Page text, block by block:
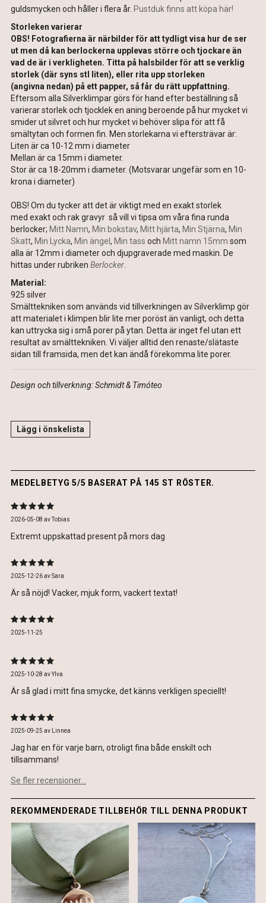
guldsmycken och håller i flera år. Pustduk finns att köpa här!
Storleken varierar
OBS! Fotografierna är närbilder för att tydligt visa hur de ser
ut men då kan berlockerna upplevas större och tjockare än
vad de är i verkligheten. Titta på halsbilder för att se verklig
storlek (där syns stl liten), eller rita upp storleken
(angivna nedan) på ett papper, så får du rätt uppfattning.
Eftersom alla Silverklimpar görs för hand efter beställning så
varierar storlek och tjocklek en aning beroende på hur mycket vi
smider ut silvret och hur mycket vi behöver slipa för att få
smältytan och formen fin. Men storlekarna vi eftersträvar är:
Liten är ca 10-12 mm i diameter
Mellan är ca 15mm i diameter.
Stor är ca 18-20mm i diameter. (Motsvarar ungefär som en 10-
krona i diameter)
OBS! Om du tycker att det är viktigt med en exakt storlek
med exakt och rak gravyr så vill vi tipsa om våra fina runda
berlocker; Mitt Namn, Min bokstav, Mitt hjärta, Min Stjärna, Min
Skatt, Min Lycka, Min ängel , Min tass och Mitt namn 15mm som
alla är 12mm i diameter och djupgraverade med maskin. De
hittas under rubriken Berlocker.
Material:
925 silver
Smälttekniken som används vid tillverkningen av Silverklimp gör
att materialet i klimpen blir lite mer poröst än vanligt, och detta
kan uttrycka sig i små porer på ytan. Detta är inget fel utan ett
resultat av smälttekniken. Vi väljer alltid den renaste/slätaste
sidan till framsida, men det kan ändå förekomma lite porer.
Design och tillverkning: Schmidt & Timóteo
Lägg i önskelista
MEDELBETYG 5/5 BASERAT PÅ 145 ST RÖSTER.
2026-05-08 avTobias
Extremt uppskattad present på mors dag
2025-12-26avSara
Är så nöjd! Vacker, mjuk form, vackert textat!
2025-11-25
2025-10-28 avYlva
Är så glad i mitt fina smycke, det känns verkligen speciellt!
2025-09-25 av Linnea
Jag har en för varje barn, otroligt fina både enskilt och
tillsammans!
Se fler recensioner...
REKOMMENDERADE TILLBEHÖR TILL DENNA PRODUKT